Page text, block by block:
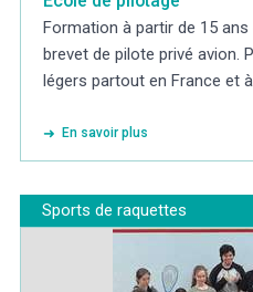
Formation à partir de 15
brevet de pilote privé avion.
légers partout en France et
En savoir plus
Sports de raquettes